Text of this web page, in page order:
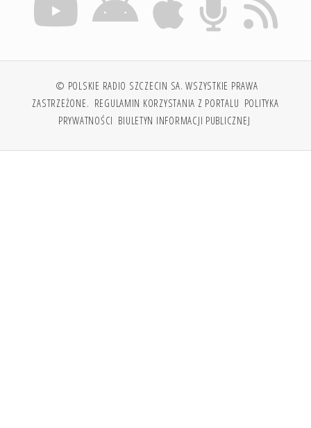
© POLSKIE RADIO SZCZECIN SA. WSZYSTKIE PRAWA
ZASTRZEŻONE. REGULAMIN KORZYSTANIA Z PORTALU POLITYKA
PRYWATNOŚCI BIULETYN INFORMACJI PUBLICZNEJ